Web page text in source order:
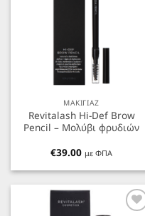
ΜΑΚΙΓΙΑΖ
Revitalash Hi-Def Brow
Pencil – Μολύβι φρυδιών
€39.00 με ΦΠΑ
Προσθήκη